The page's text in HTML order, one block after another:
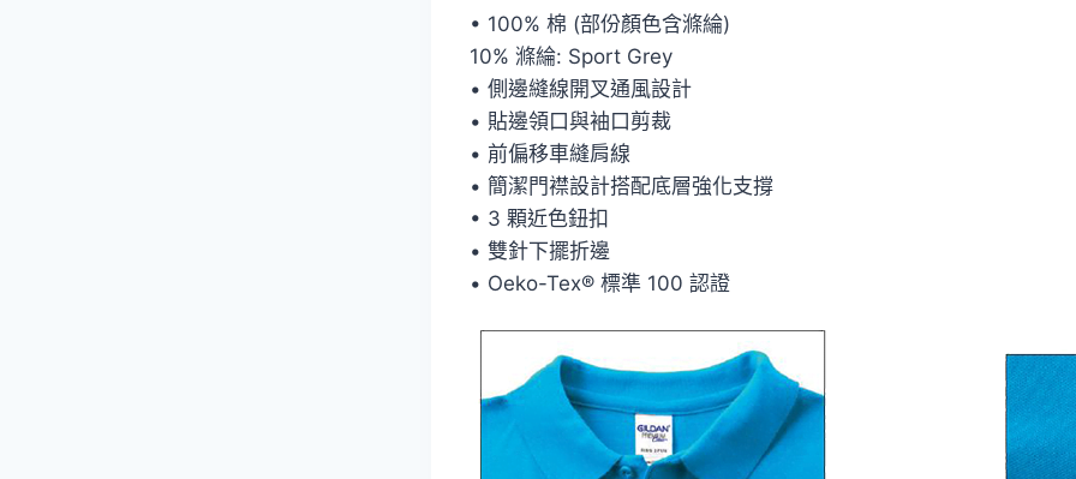
• 100% 棉 (部份顏色含滌綸)
10% 滌綸: Sport Grey
• 側邊縫線開叉通風設計
• 貼邊領口與袖口剪裁
• 前偏移車縫肩線
• 簡潔門襟設計搭配底層強化支撐
• 3 顆近色鈕扣
• 雙針下擺折邊
• Oeko-Tex® 標準 100 認證